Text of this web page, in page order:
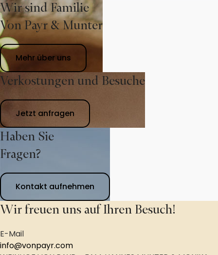
Wir sind Familie
Von Payr & Munter
Mehr über uns
Verkostungen und Besuche
Jetzt anfragen
Haben Sie
Fragen?
Kontakt aufnehmen
Wir freuen uns auf Ihren Besuch!
E-Mail
info@vonpayr.com